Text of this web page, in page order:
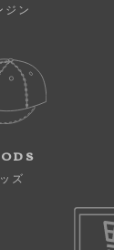
ジン
ズ